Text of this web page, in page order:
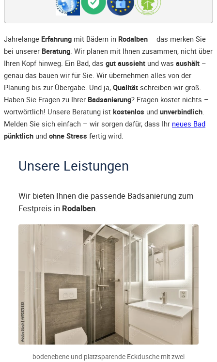
Jahrelange Erfahrung mit Bädern in Rodalben – das merken Sie
bei unserer Beratung. Wir planen mit Ihnen zusammen, nicht über
Ihren Kopf hinweg. Ein Bad, das gut aussieht und was aushält –
genau das bauen wir für Sie. Wir übernehmen alles von der
Planung bis zur Übergabe. Und ja, Qualität schreiben wir groß.
Haben Sie Fragen zu Ihrer Badsanierung? Fragen kostet nichts –
wortwörtlich! Unsere Beratung ist kostenlos und unverbindlich.
Melden Sie sich einfach – wir sorgen dafür, dass Ihr neues Bad
pünktlich und ohne Stress fertig wird.
Unsere Leistungen
Wir bieten Ihnen die passende Badsanierung zum
Festpreis in Rodalben.
bodenebene und platzsparende Eckdusche mit zwei